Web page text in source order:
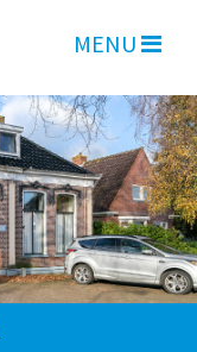
MENU